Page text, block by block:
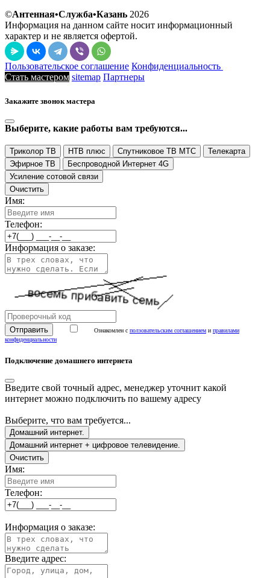
©Антенная•Служба•Казань 2026
Информация на данном сайте носит информационный
характер и не является офертой.
Пользовательское соглашение Конфиденциальность
Стать мастером sitemap Партнеры
Закажите звонок мастера
Выберите, какие работы вам требуются...
Триколор ТВ НТВ плюс Спутниковое ТВ МТС
Телекарта
Эфирное ТВ
Беспроводной Интернет 4G
Усиление сотовой связи
Очистить
Имя:
Телефон:
Информация о заказе:
Ознакомлен с ползовательским соглашением и правилами
конфиденциальности
Подключение домашнего интернета
Введите свой точный адрес, менеджер уточнит какой
интернет можно подключить по вашему адресу
Выберите, что вам требуется...
Домашний интернет.
Домашний интернет + цифровое телевидение.
Очистить
Имя:
Телефон:
Информация о заказе:
Введите адрес: